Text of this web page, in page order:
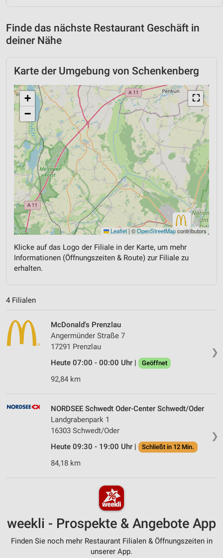
Finde das nächste Restaurant Geschäft in
deiner Nähe
Karte der Umgebung von Schenkenberg
⛶
+
−
Leaflet | ©OpenStreetMapcontributors
Klicke auf das Logo der Filiale in der Karte, um mehr
Informationen (Öffnungszeiten & Route) zur Filiale zu
erhalten.
4 Filialen
❯
McDonald's Prenzlau
Angermünder Straße 7
17291 Prenzlau
Heute 07:00 - 00:00 Uhr |
Geöffnet
92,84 km
❯
NORDSEE Schwedt Oder-Center Schwedt/Oder
Landgrabenpark 1
16303 Schwedt/Oder
Heute 09:30 - 19:00 Uhr |
Schließt in 12 Min.
84,18 km
weekli - Prospekte & Angebote App
Finden Sie noch mehr Restaurant Filialen & Öffnungszeiten in
unserer App.